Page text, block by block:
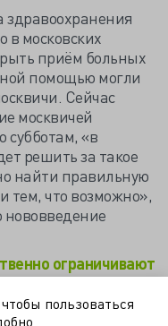
здравоохранения
в московских
приём больных
помощью могли
Сейчас
москвичей
субботам, «в
решить за такое
найти правильную
тем, что возможно»,
нововведение
ограничивают
имеют
, чтобы пользоваться